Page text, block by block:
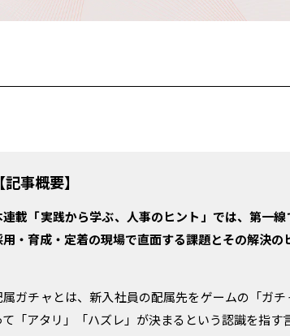
フスタイル#資格
のヒントを。
【記事概要】
連載「実践から学ぶ、人事のヒント」では、第一
用・育成・定着の現場で直面する課題とその解決の
属ガチャとは、新入社員の配属先をゲームの「ガ
て「アタリ」「ハズレ」が決まるという認識を指す